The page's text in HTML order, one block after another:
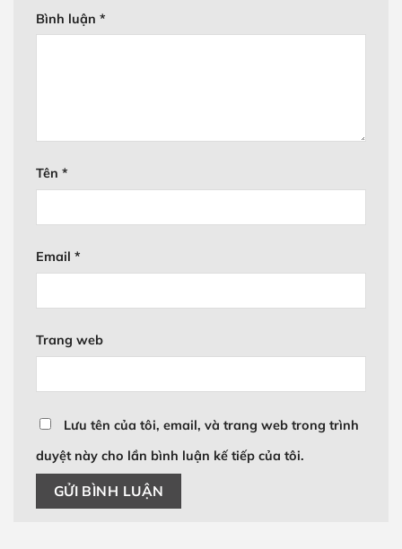
Bình luận *
Tên *
Email *
Trang web
Lưu tên của tôi, email, và trang web trong trình
duyệt này cho lần bình luận kế tiếp của tôi.